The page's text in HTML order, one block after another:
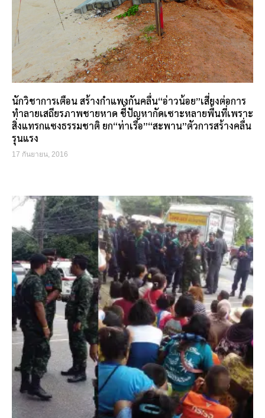
นักวิชาการเตือน สร้างกำแพงกันคลื่น“อ่าวน้อย”เสี่ยงต่อการ
ทำลายเสถียรภาพชายหาด ชี้ปัญหากัดเซาะหลายพื้นที่เพราะ
สิ่งแทรกแซงธรรมชาติ ยก“ท่าเรือ”“สะพาน”ตัวการสร้างคลื่น
รุนแรง
17 กันยายน, 2016